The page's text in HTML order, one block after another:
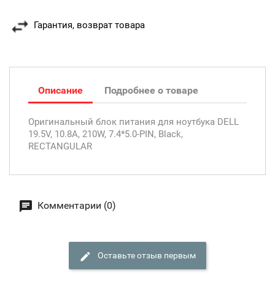
Гарантия, возврат товара
Описание Подробнее о товаре
Оригинальный блок питания для ноутбука DELL
19.5V, 10.8A, 210W, 7.4*5.0-PIN, Black,
RECTANGULAR
Комментарии (0)
Оставьте отзыв первым